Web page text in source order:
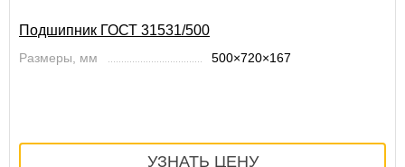
Подшипник ГОСТ 31531/500
Размеры, мм 500×720×167